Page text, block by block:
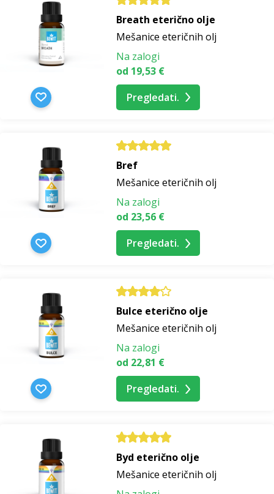
Breath eterično olje
Mešanice eteričnih olj
Na zalogi
od 19,53 €
Pregledati.
Bref
Mešanice eteričnih olj
Na zalogi
od 23,56 €
Pregledati.
Bulce eterično olje
Mešanice eteričnih olj
Na zalogi
od 22,81 €
Pregledati.
Byd eterično olje
Mešanice eteričnih olj